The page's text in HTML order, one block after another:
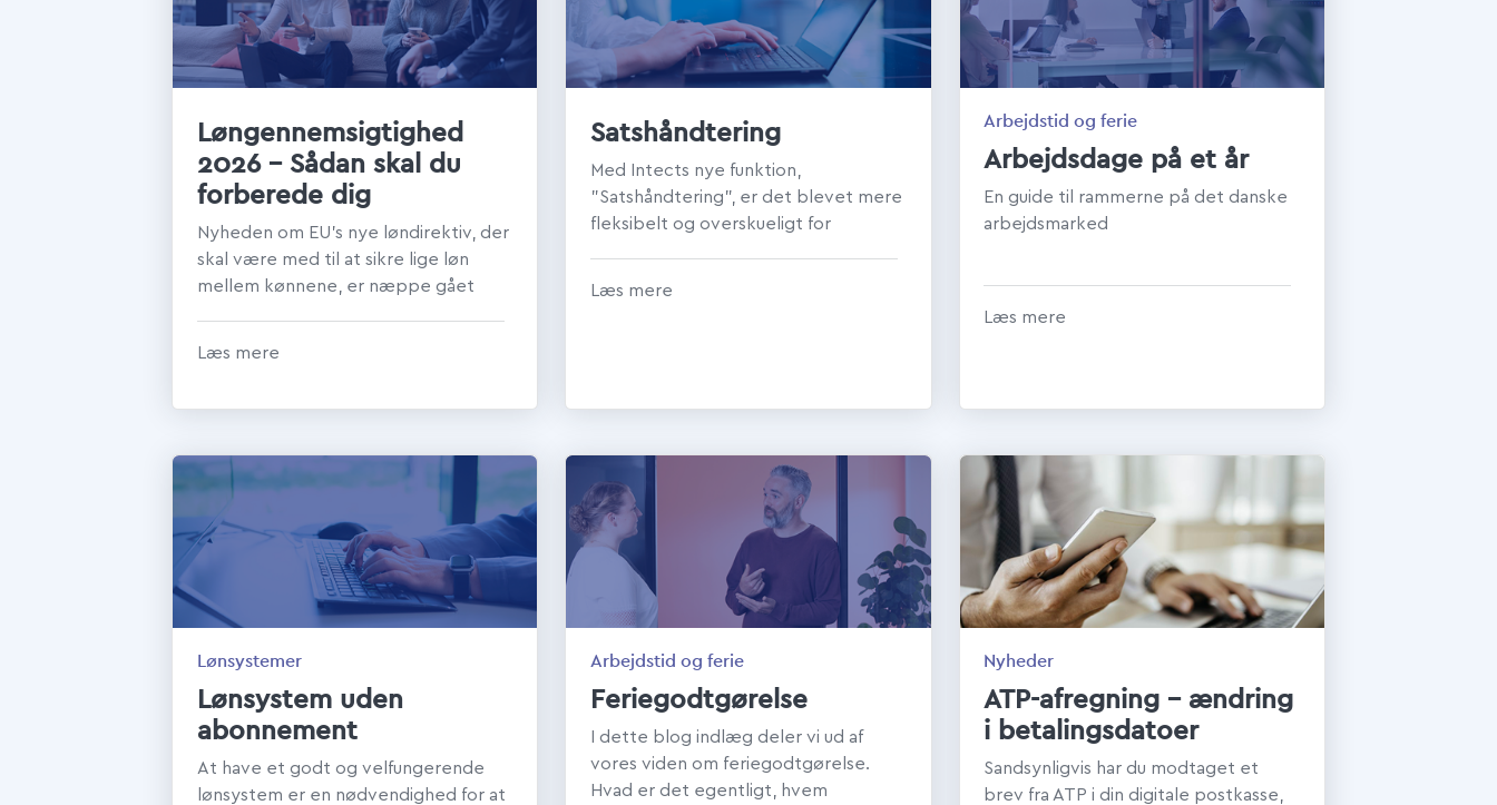
Løngennemsigtighed
2026 – Sådan skal du
forberede dig
Nyheden om EU's nye løndirektiv, der
skal være med til at sikre lige løn
mellem kønnene, er næppe gået
Læs mere
Satshåndtering
Med Intects nye funktion,
”Satshåndtering”, er det blevet mere
fleksibelt og overskueligt for
Læs mere
Arbejdstid og ferie
Arbejdsdage på et år
En guide til rammerne på det danske
arbejdsmarked
Læs mere
Lønsystemer
Lønsystem uden
abonnement
At have et godt og velfungerende
lønsystem er en nødvendighed for at
Arbejdstid og ferie
Feriegodtgørelse
I dette blog indlæg deler vi ud af
vores viden om feriegodtgørelse.
Hvad er det egentligt, hvem
Nyheder
ATP-afregning – ændring
i betalingsdatoer
Sandsynligvis har du modtaget et
brev fra ATP i din digitale postkasse,